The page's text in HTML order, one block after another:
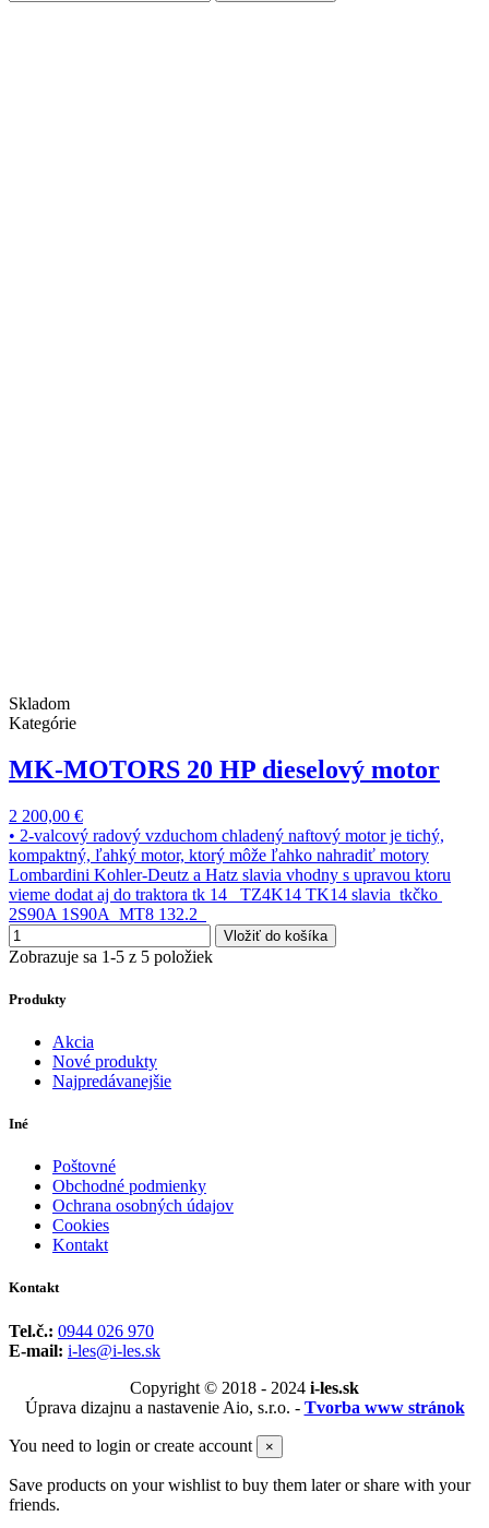
Skladom
Kategórie
MK-MOTORS 20 HP dieselový motor
2 200,00 €
• 2-valcový radový vzduchom chladený naftový motor je tichý,
kompaktný, ľahký motor, ktorý môže ľahko nahradiť motory
Lombardini Kohler-Deutz a Hatz slavia vhodny s upravou ktoru
vieme dodat aj do traktora tk 14 TZ4K14 TK14 slavia tkčko
2S90A 1S90A MT8 132.2
Vložiť do košíka
Zobrazuje sa 1-5 z 5 položiek
Produkty
Akcia
Nové produkty
Najpredávanejšie
Iné
Poštovné
Obchodné podmienky
Ochrana osobných údajov
Cookies
Kontakt
Kontakt
Tel.č.: 0944 026 970
E-mail: i-les@i-les.sk
Copyright © 2018 - 2024 i-les.sk
Úprava dizajnu a nastavenie Aio, s.r.o. - Tvorba www stránok
You need to login or create account ×
Save products on your wishlist to buy them later or share with your
friends.